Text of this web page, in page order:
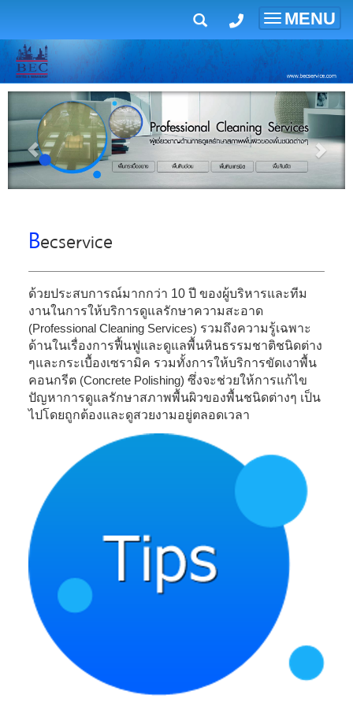
Toggle
MENU
Becservice
ด้วยประสบการณ์มากกว่า 10 ปี ของผู้บริหารและทีม
งานในการให้บริการดูแลรักษาความสะอาด
(Professional Cleaning Services) รวมถึงความรู้เฉพาะ
ด้านในเรื่องการฟื้นฟูและดูแลพื้นหินธรรมชาติชนิดต่าง
ๆและกระเบื้องเซรามิค รวมทั้งการให้บริการขัดเงาพื้น
คอนกรีต (Concrete Polishing) ซึ่งจะช่วยให้การแก้ไข
ปัญหาการดูแลรักษาสภาพพื้นผิวของพื้นชนิดต่างๆ เป็น
ไปโดยถูกต้องและดูสวยงามอยู่ตลอดเวลา